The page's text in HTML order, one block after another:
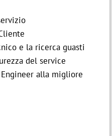
e la ricerca guasti
del service
alla migliore